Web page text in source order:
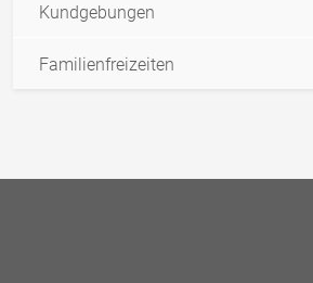
Kundgebungen
Familienfreizeiten